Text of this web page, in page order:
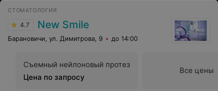
СТОМАТОЛОГИЯ
4.7 New Smile
Барановичи, ул. Димитрова, 9 до 14:00
Съемный нейлоновый протез
Цена по запросу
Все цены